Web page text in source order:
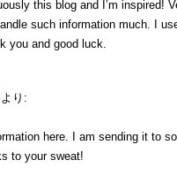
this blog and I’m inspired!
such information much. I
you and good luck.
より:
here. I am sending it to
to your sweat!